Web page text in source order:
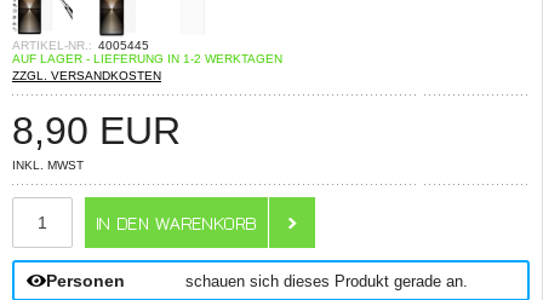
ARTIKEL-NR.: 4005445
AUF LAGER - LIEFERUNG IN 1-2 WERKTAGEN
ZZGL. VERSANDKOSTEN
8,90 EUR
INKL. MWST
Personen schauen sich dieses Produkt gerade an.